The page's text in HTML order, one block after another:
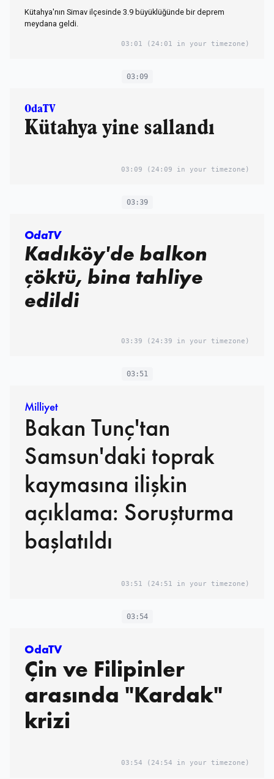
Kütahya'nın Simav ilçesinde 3.9 büyüklüğünde bir deprem
meydana geldi.
03:01 (24:01 in your timezone)
03:09
OdaTV
Kütahya yine sallandı
03:09 (24:09 in your timezone)
03:39
OdaTV
Kadıköy'de balkon
çöktü, bina tahliye
edildi
03:39 (24:39 in your timezone)
03:51
Milliyet
Bakan Tunç'tan
Samsun'daki toprak
kaymasına ilişkin
açıklama: Soruşturma
başlatıldı
03:51 (24:51 in your timezone)
03:54
OdaTV
Çin ve Filipinler
arasında "Kardak"
krizi
03:54 (24:54 in your timezone)